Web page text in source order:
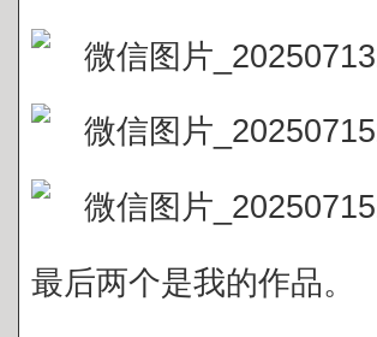
最后两个是我的作品。